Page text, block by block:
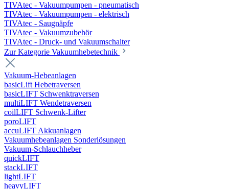
TIVAtec - Vakuumpumpen - pneumatisch
TIVAtec - Vakuumpumpen - elektrisch
TIVAtec - Saugnäpfe
TIVAtec - Vakuumzubehör
TIVAtec - Druck- und Vakuumschalter
Zur Kategorie Vakuumhebetechnik
Vakuum-Hebeanlagen
basicLift Hebetraversen
basicLIFT Schwenktraversen
multiLIFT Wendetraversen
coilLIFT Schwenk-Lifter
poroLIFT
accuLIFT Akkuanlagen
Vakuumhebeanlagen Sonderlösungen
Vakuum-Schlauchheber
quickLIFT
stackLIFT
lightLIFT
heavyLIFT